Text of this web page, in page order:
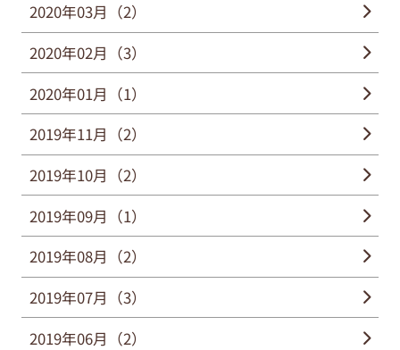
2020年03月（2）
2020年02月（3）
2020年01月（1）
2019年11月（2）
2019年10月（2）
2019年09月（1）
2019年08月（2）
2019年07月（3）
2019年06月（2）